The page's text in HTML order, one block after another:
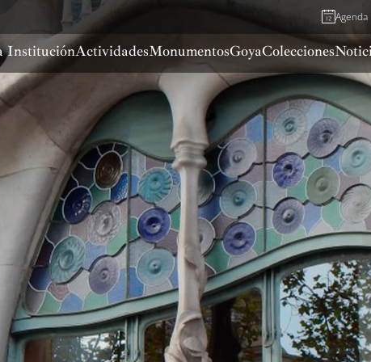
Agenda
InstituciónActividadesMonumentosGoyaColecciones